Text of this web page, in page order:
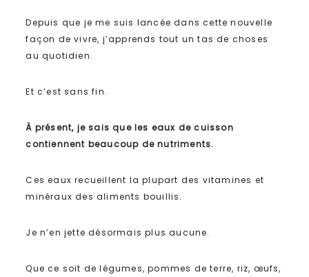
Depuis que je me suis lancée dans cette nouvelle
façon de vivre, j’apprends tout un tas de choses
au quotidien.
Et c’est sans fin.
À présent, je sais que les eaux de cuisson
contiennent beaucoup de nutriments.
Ces eaux recueillent la plupart des vitamines et
minéraux des aliments bouillis.
Je n’en jette désormais plus aucune.
Que ce soit de légumes, pommes de terre, riz, œufs,